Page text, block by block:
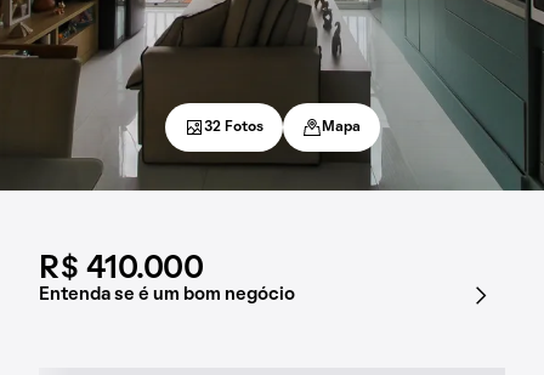
R$ 410.000
Entenda se é um bom negócio
32 Fotos Mapa